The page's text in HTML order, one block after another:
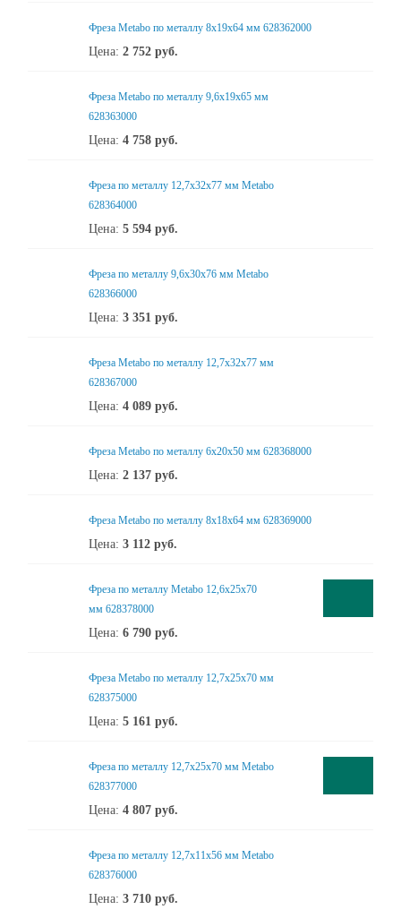
Фреза Metabo по металлу 8x19x64 мм 628362000
Цена: 2 752 руб.
Фреза Metabo по металлу 9,6x19x65 мм
628363000
Цена: 4 758 руб.
Фреза по металлу 12,7x32x77 мм Metabo
628364000
Цена: 5 594 руб.
Фреза по металлу 9,6x30x76 мм Metabo
628366000
Цена: 3 351 руб.
Фреза Metabo по металлу 12,7x32x77 мм
628367000
Цена: 4 089 руб.
Фреза Metabo по металлу 6x20x50 мм 628368000
Цена: 2 137 руб.
Фреза Metabo по металлу 8x18x64 мм 628369000
Цена: 3 112 руб.
Фреза по металлу Metabo 12,6x25x70
мм 628378000
Цена: 6 790 руб.
Фреза Metabo по металлу 12,7x25x70 мм
628375000
Цена: 5 161 руб.
Фреза по металлу 12,7x25x70 мм Metabo
628377000
Цена: 4 807 руб.
Фреза по металлу 12,7x11x56 мм Metabo
628376000
Цена: 3 710 руб.